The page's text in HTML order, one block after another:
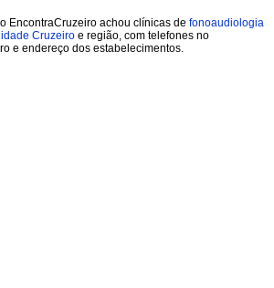
EncontraCruzeiro achou clínicas de fonoaudiologia
Cruzeiro e região, com telefones no
e endereço dos estabelecimentos.